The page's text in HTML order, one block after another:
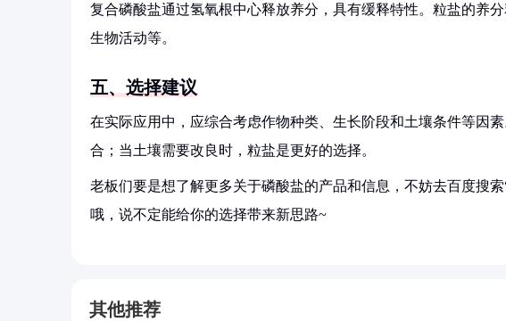
复合磷酸盐通过氢氧根中心释放养分，具有缓释特性。粒盐的养
生物活动等。
五、选择建议
在实际应用中，应综合考虑作物种类、生长阶段和土壤条件等因
合；当土壤需要改良时，粒盐是更好的选择。
老板们要是想了解更多关于磷酸盐的产品和信息，不妨去百度搜
哦，说不定能给你的选择带来新思路~
其他推荐